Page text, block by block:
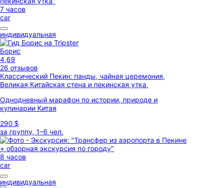
7 часов
car
индивидуальная
Борис
4,69
26 отзывов
Классический Пекин: панды, чайная церемония,
Великая Китайская стена и пекинская утка
Однодневный марафон по истории, природе и
кулинарии Китая
290 $
за группу, 1–6 чел.
8 часов
car
индивидуальная